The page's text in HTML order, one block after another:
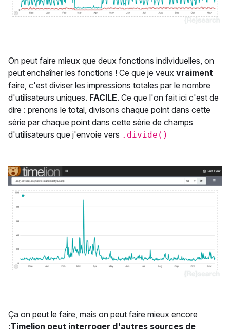
On peut faire mieux que deux fonctions individuelles, on
peut enchaîner les fonctions ! Ce que je veux vraiment
faire, c'est diviser les impressions totales par le nombre
d'utilisateurs uniques. FACILE. Ce que l'on fait ici c'est de
dire : prenons le total, divisons chaque point dans cette
série par chaque point dans cette série de champs
d'utilisateurs que j'envoie vers .divide()
Ça on peut le faire, mais on peut faire mieux encore
:Timelion peut interroger d'autres sources de